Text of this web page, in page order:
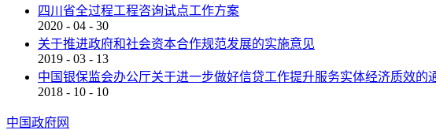
四川省全过程工程咨询试点工作方案
2020 - 04 - 30
关于推进政府和社会资本合作规范发展的实施意见
2019 - 03 - 13
中国银保监会办公厅关于进一步做好信贷工作提升服务实体经济质效的
2018 - 10 - 10
中国政府网